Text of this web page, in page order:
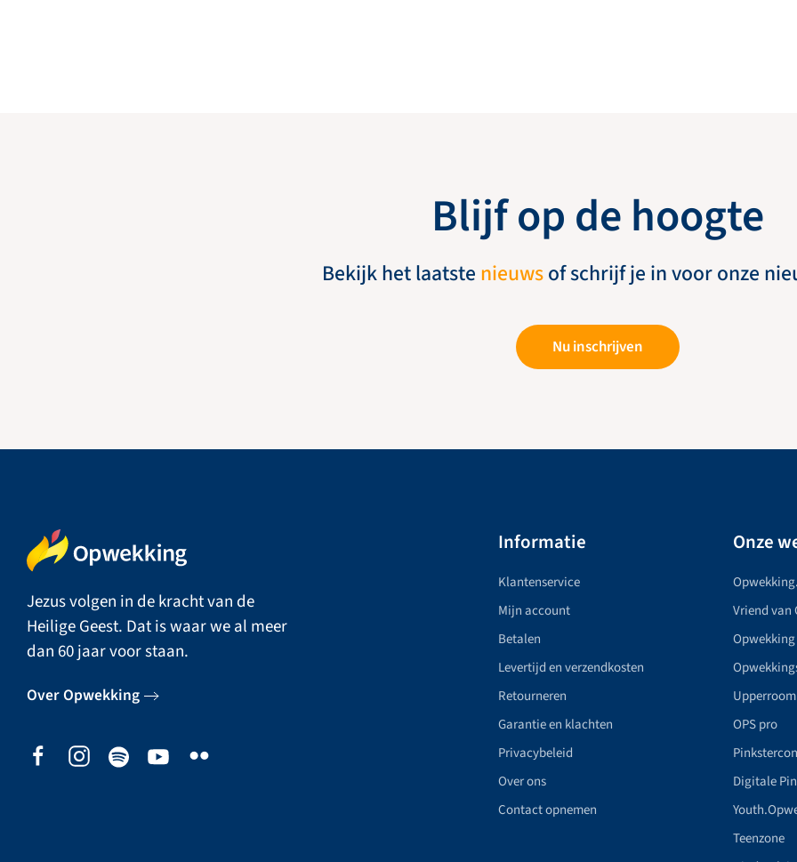
Blijf op de hoogte
Bekijk het laatste nieuwsof schrijf je in voor onze
Nu inschrijven
Jezus volgen in de kracht van de
Heilige Geest. Dat is waar we al meer
dan 60 jaar voor staan.
Over Opwekking
Informatie
Klantenservice
Mijn account
Betalen
Levertijd en verzendkosten
Retourneren
Garantie en klachten
Privacybeleid
Over ons
Contact opnemen
Onze
Vriend van
Upperroom
OPS pro
Digitale
Teenzone